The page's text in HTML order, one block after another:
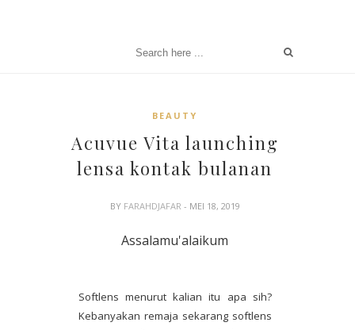
BEAUTY
Acuvue Vita launching
lensa kontak bulanan
BY FARAHDJAFAR - MEI 18, 2019
Assalamu'alaikum
Softlens menurut kalian itu apa sih?
Kebanyakan remaja sekarang softlens